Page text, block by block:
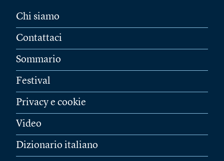
Chi siamo
Contattaci
Sommario
Festival
Privacy e cookie
Video
Dizionario italiano